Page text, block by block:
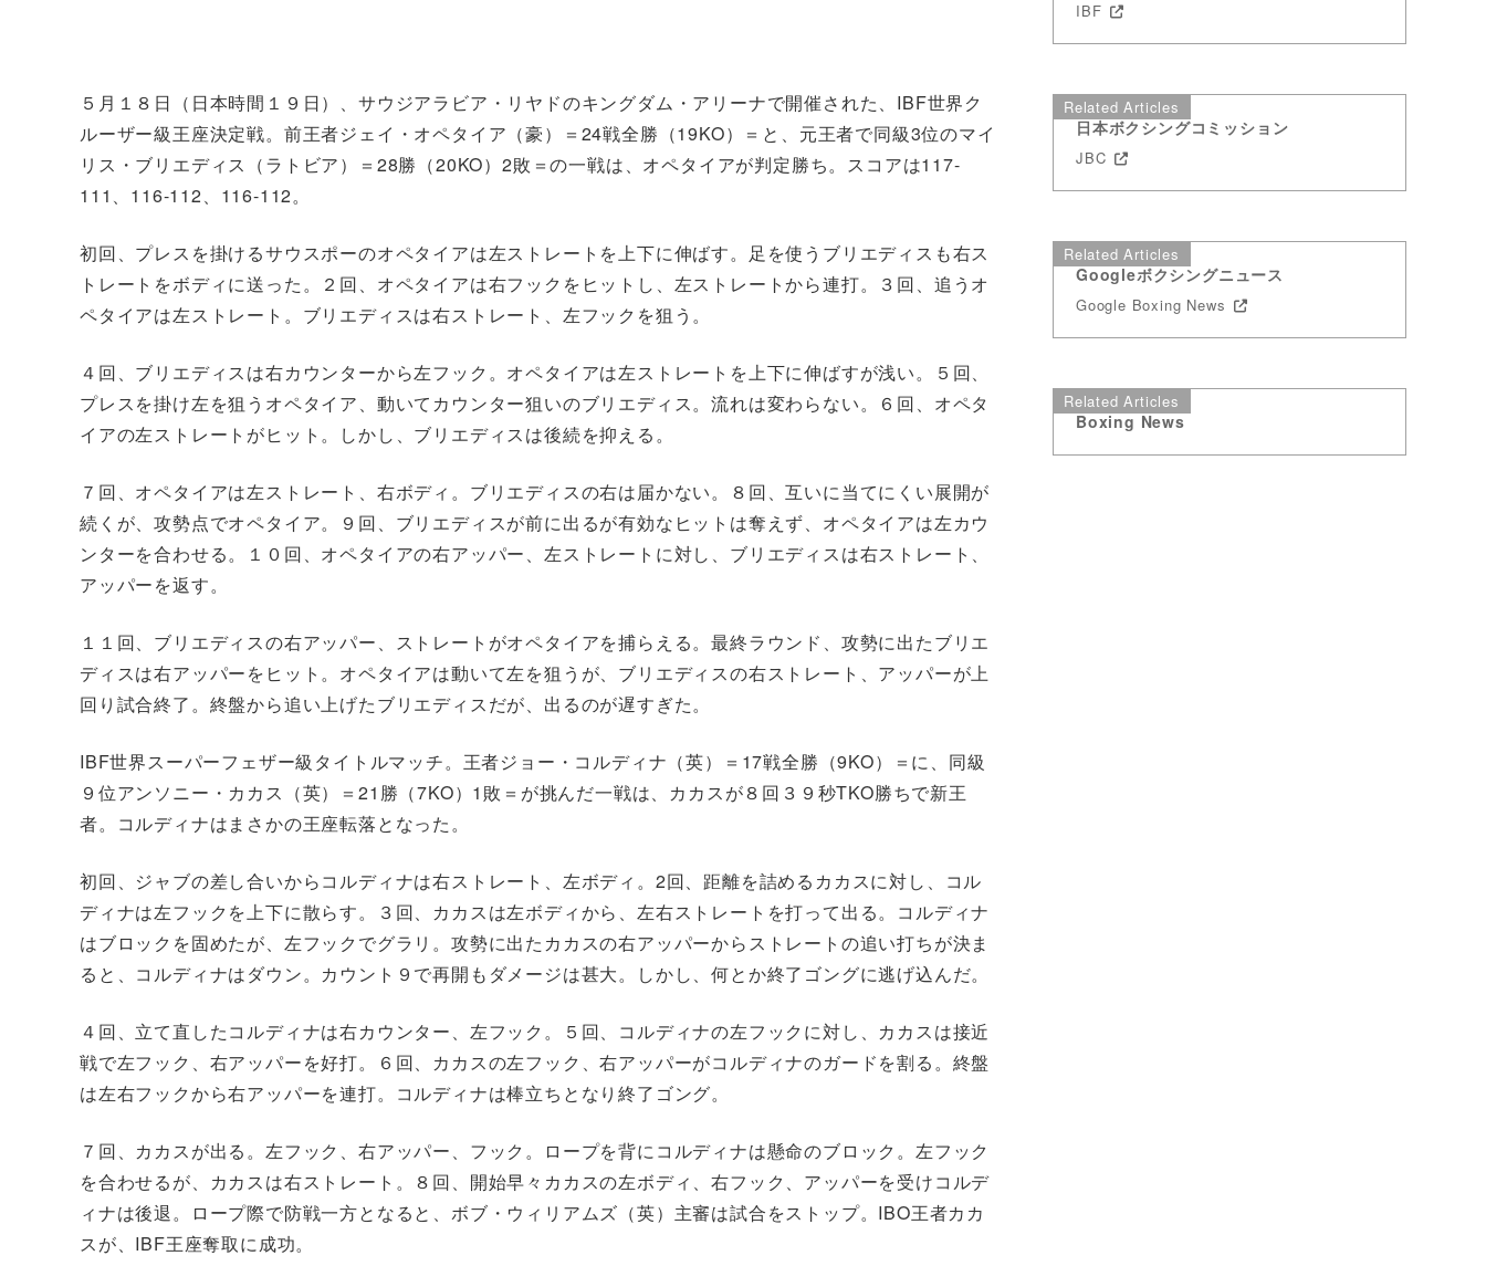
５月１８日（日本時間１９日）、サウジアラビア・リヤドのキングダム・アリーナで開催された、IBF世界ク
ルーザー級王座決定戦。前王者ジェイ・オペタイア（豪）＝24戦全勝（19KO）＝と、元王者で同級3位のマイ
リス・ブリエディス（ラトビア）＝28勝（20KO）2敗＝の一戦は、オペタイアが判定勝ち。スコアは117-
111、116-112、116-112。
初回、プレスを掛けるサウスポーのオペタイアは左ストレートを上下に伸ばす。足を使うブリエディスも右ス
トレートをボディに送った。２回、オペタイアは右フックをヒットし、左ストレートから連打。３回、追うオ
ペタイアは左ストレート。ブリエディスは右ストレート、左フックを狙う。
４回、ブリエディスは右カウンターから左フック。オペタイアは左ストレートを上下に伸ばすが浅い。５回、
プレスを掛け左を狙うオペタイア、動いてカウンター狙いのブリエディス。流れは変わらない。６回、オペタ
イアの左ストレートがヒット。しかし、ブリエディスは後続を抑える。
７回、オペタイアは左ストレート、右ボディ。ブリエディスの右は届かない。８回、互いに当てにくい展開が
続くが、攻勢点でオペタイア。９回、ブリエディスが前に出るが有効なヒットは奪えず、オペタイアは左カウ
ンターを合わせる。１０回、オペタイアの右アッパー、左ストレートに対し、ブリエディスは右ストレート、
アッパーを返す。
１１回、ブリエディスの右アッパー、ストレートがオペタイアを捕らえる。最終ラウンド、攻勢に出たブリエ
ディスは右アッパーをヒット。オペタイアは動いて左を狙うが、ブリエディスの右ストレート、アッパーが上
回り試合終了。終盤から追い上げたブリエディスだが、出るのが遅すぎた。
IBF世界スーパーフェザー級タイトルマッチ。王者ジョー・コルディナ（英）＝17戦全勝（9KO）＝に、同級
９位アンソニー・カカス（英）＝21勝（7KO）1敗＝が挑んだ一戦は、カカスが８回３９秒TKO勝ちで新王
者。コルディナはまさかの王座転落となった。
初回、ジャブの差し合いからコルディナは右ストレート、左ボディ。2回、距離を詰めるカカスに対し、コル
ディナは左フックを上下に散らす。３回、カカスは左ボディから、左右ストレートを打って出る。コルディナ
はブロックを固めたが、左フックでグラリ。攻勢に出たカカスの右アッパーからストレートの追い打ちが決ま
ると、コルディナはダウン。カウント９で再開もダメージは甚大。しかし、何とか終了ゴングに逃げ込んだ。
４回、立て直したコルディナは右カウンター、左フック。５回、コルディナの左フックに対し、カカスは接近
戦で左フック、右アッパーを好打。６回、カカスの左フック、右アッパーがコルディナのガードを割る。終盤
は左右フックから右アッパーを連打。コルディナは棒立ちとなり終了ゴング。
７回、カカスが出る。左フック、右アッパー、フック。ロープを背にコルディナは懸命のブロック。左フック
を合わせるが、カカスは右ストレート。８回、開始早々カカスの左ボディ、右フック、アッパーを受けコルデ
ィナは後退。ロープ際で防戦一方となると、ボブ・ウィリアムズ（英）主審は試合をストップ。IBO王者カカ
スが、IBF王座奪取に成功。
IBF
Related Articles
日本ボクシングコミッション
JBC
Related Articles
Googleボクシングニュース
Google Boxing News
Related Articles
Boxing News